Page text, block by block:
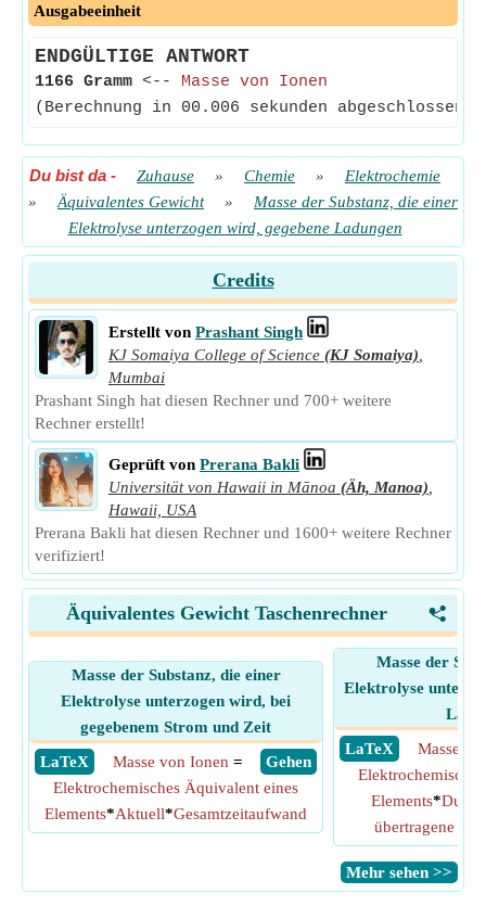
Ausgabeeinheit
ENDGÜLTIGE ANTWORT
1166 Gramm <-- Masse von Ionen
(Berechnung in 00.006 sekunden abgeschlossen)
Du bist da - Zuhause » Chemie »
Elektrochemie
»
Äquivalentes Gewicht »
Masse der Substanz, die einer
Elektrolyse unterzogen wird, gegebene Ladungen
Credits
Erstellt von Prashant Singh
KJ Somaiya College of Science (KJ Somaiya)
Mumbai
Prashant Singh hat diesen Rechner und 700+ weitere
Rechner erstellt!
Geprüft von Prerana Bakli
Universität von Hawaii in Mānoa (Äh, Manoa)
Hawaii, USA
Prerana Bakli hat diesen Rechner und 1600+ weitere Rechner
verifiziert!
<
Äquivalentes Gewicht Taschenrechner
Masse der Substanz, die einer
Elektrolyse unterzogen wird, bei
gegebenem Strom und Zeit
​ LaTeX
​ Gehen
Masse von Ionen =
Elektrochemisches Äquivalent eines
Elements*Aktuell*Gesamtzeitaufwand
Masse der
Elektrolyse
​ LaTeX
Masse
Elements*Durch
übertragene
​Mehr sehen >>